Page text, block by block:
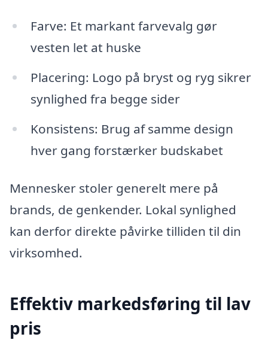
Farve: Et markant farvevalg gør
vesten let at huske
Placering: Logo på bryst og ryg sikrer
synlighed fra begge sider
Konsistens: Brug af samme design
hver gang forstærker budskabet
Mennesker stoler generelt mere på
brands, de genkender. Lokal synlighed
kan derfor direkte påvirke tilliden til din
virksomhed.
Effektiv markedsføring til lav
pris